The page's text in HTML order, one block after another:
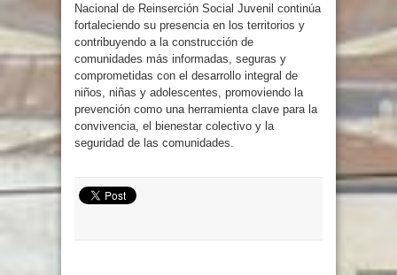
Nacional de Reinserción Social Juvenil continúa
fortaleciendo su presencia en los territorios y
contribuyendo a la construcción de
comunidades más informadas, seguras y
comprometidas con el desarrollo integral de
niños, niñas y adolescentes, promoviendo la
prevención como una herramienta clave para la
convivencia, el bienestar colectivo y la
seguridad de las comunidades.